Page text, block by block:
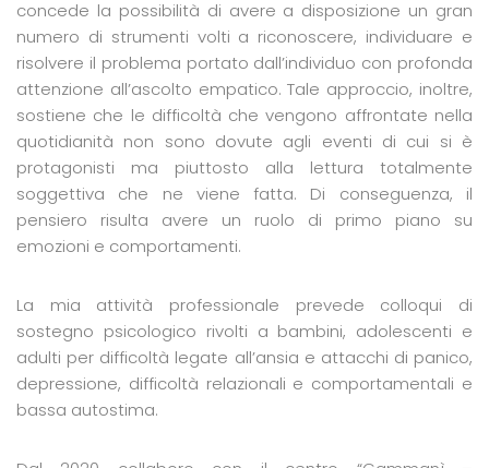
concede la possibilità di avere a disposizione un gran
numero di strumenti volti a riconoscere, individuare e
risolvere il problema portato dall’individuo con profonda
attenzione all’ascolto empatico. Tale approccio, inoltre,
sostiene che le difficoltà che vengono affrontate nella
quotidianità non sono dovute agli eventi di cui si è
protagonisti ma piuttosto alla lettura totalmente
soggettiva che ne viene fatta. Di conseguenza, il
pensiero risulta avere un ruolo di primo piano su
emozioni e comportamenti.
La mia attività professionale prevede colloqui di
sostegno psicologico rivolti a bambini, adolescenti e
adulti per difficoltà legate all’ansia e attacchi di panico,
depressione, difficoltà relazionali e comportamentali e
bassa autostima.